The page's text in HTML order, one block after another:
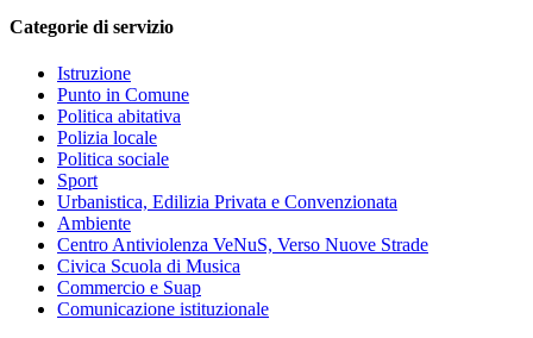
Categorie di servizio
Istruzione
Punto in Comune
Politica abitativa
Polizia locale
Politica sociale
Sport
Urbanistica, Edilizia Privata e Convenzionata
Ambiente
Centro Antiviolenza VeNuS, Verso Nuove Strade
Civica Scuola di Musica
Commercio e Suap
Comunicazione istituzionale